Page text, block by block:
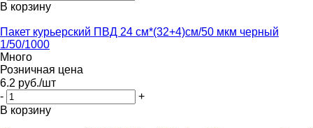
В корзину
Пакет курьерский ПВД 24 см*(32+4)см/50 мкм черный
1/50/1000
Много
Розничная цена
6.2 руб./шт
-
+
В корзину